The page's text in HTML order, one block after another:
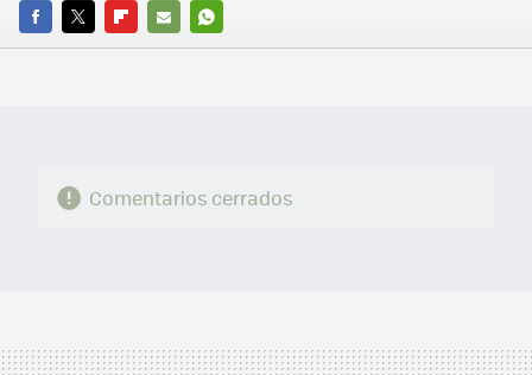
FACEBOOK
TWITTERFLIPBOARD
E-
WHATSAPP
Comentarios cerrados